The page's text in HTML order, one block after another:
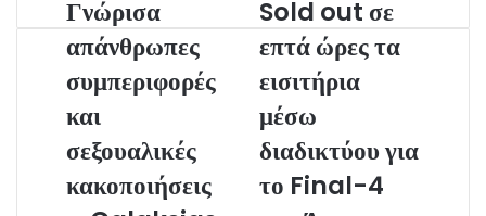
Γνώρισα
απάνθρωπες
συμπεριφορές
και
σεξουαλικές
κακοποιήσεις
Sold out σε
επτά ώρες τα
εισιτήρια
μέσω
διαδικτύου για
το Final-4